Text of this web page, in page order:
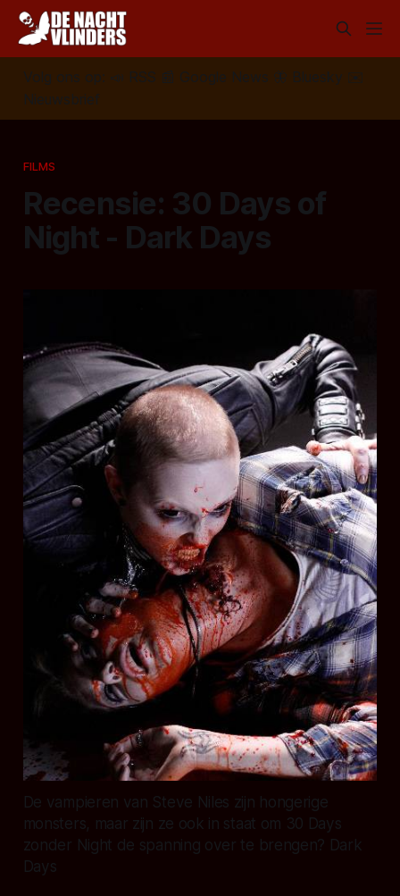
Volg ons op: 📣 RSS 📰 Google News 🦋 Bluesky
✉️
Nieuwsbrief
FILMS
Recensie: 30 Days of
Night - Dark Days
De vampieren van Steve Niles zijn hongerige
monsters, maar zijn ze ook in staat om 30 Days
zonder Night de spanning over te brengen? Dark
Days